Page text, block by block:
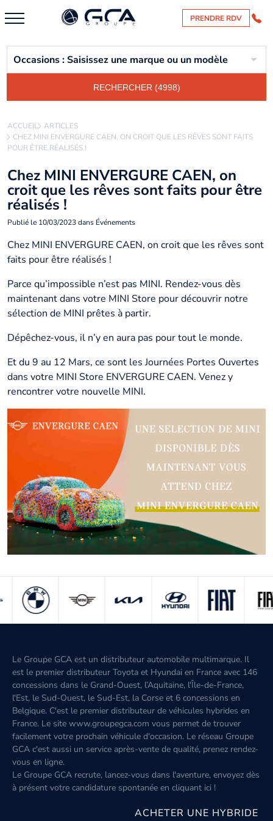
PRENDRE RDV
Occasions : Saisissez une marque ou un modèle
RECHERCHER (4998)
ACCUEIL ARTICLES
CHEZ MINI ENVERGURE CAEN, ON CROIT QUE LES RÊVES SONT FAITS
POUR ÊTRE RÉALISÉS !
Chez MINI ENVERGURE CAEN, on
croit que les rêves sont faits pour être
réalisés !
Publié le 10/03/2023dans Événements
Chez MINI ENVERGURE CAEN, on croit que les rêves sont
faits pour être réalisés !
Parce qu’impossible n’est pas MINI. Rendez-vous dès
maintenant dans votre MINI Store pour découvrir notre
sélection de MINI prêtes à partir.
Dépêchez-vous, il n’y en aura pas pour tout le monde.
Et du 9 au 12 Mars, ce sont les Journées Portes Ouvertes
dans votre MINI Store ENVERGURE CAEN. Venez y
rencontrer votre nouvelle MINI.
Le Groupe GCA est un distributeur automobile multimarque. Il
est le premier distributeur Toyota et Hyundai en France avec 146
concessions dans le Grand-Ouest, l’Aquitaine, l'Île-de-France,
l'Est, le Sud-Ouest, le Sud-Est, la Corse et 6 concessions en
Belgique. C'est le premier distributeur de véhicules hybrides en
France. Le site www.groupegca.com vous permet de trouver
facilement votre prochain véhicule d'occasion. Le réseau Groupe
GCA c'est aussi un service après-vente de qualité, prenez rendez-
vous en ligne.
Le Groupe GCA recrute, lancez-vous dans l'aventure, envoyez dès
à présent votre candidature spontanée en cliquant ici !
ACHETER UNE HYBRIDE